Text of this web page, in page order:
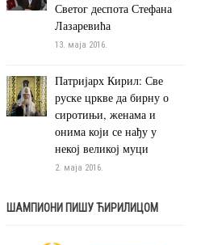
Светог деспота Стефана
Лазаревића
13. маја 2016.
Патријарх Кирил: Све
руске цркве да бирну о
сиротињи, женама и
онима који се нађу у
некој великој муци
2. маја 2016.
ШАМПИОНИ ПИШУ ЋИРИЛИЦОМ